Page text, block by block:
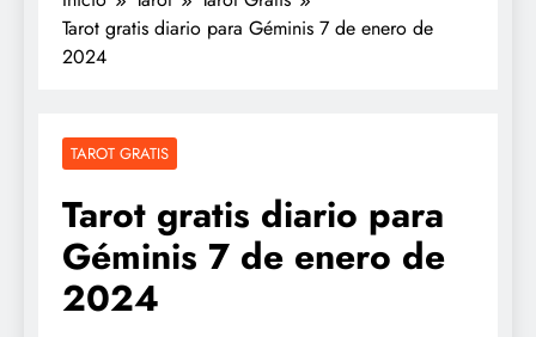
Tarot gratis diario para Géminis 7 de enero de
2024
TAROT GRATIS
Tarot gratis diario para
Géminis 7 de enero de
2024